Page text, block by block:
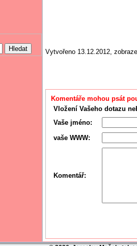
Vytvořeno 13.12.2012,
Komentáře mohou psát
Vložení Vašeho dotazu
Vaše jméno:
vaše WWW:
Komentář: